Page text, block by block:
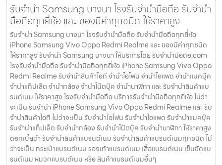
รับจำนำ Samsung บางนา โรงรับจำนำมือถือ รับจำนำ
มือถือทุกยี่ห้อ และ ของมีค่าทุกชนิด ให้ราคาสูง
รับจำนำ Samsung บางนา โรงรับจำนำมือถือ รับจำนำมือถือทุกยี่ห้อ
iPhone Samsung Vivo Oppo Redmi Realme และ ของมีค่าทุกชนิด
ให้ราคาสูง รับจำนำ Samsung บางนา ให้บริการโดย รับจํานํามือถือ.com
โรงรับจำนำมือถือ รับจำนำมือถือทุกยี่ห้อ iPhone Samsung Vivo Oppo
Redmi Realme รับจำนำสินค้าไอที จำนำไอโฟน จำนำไอแพด จำนำแมคบุ๊ค
จำนำแท็ปเล็ต จำนำกล้อง จำนำโน๊ตบุ๊ค จำนำนาฬิกา และ รับจำนำสินค้าแบ
รนด์เนม ให้ราคาสูง โรงรับจำนำมือถือ บริการรับจำนำมือถือทุกยี่ห้อ ไม่ว่า
จะเป็น รับจำนำ iPhone Samsung Vivo Oppo Redmi Realme และ รับ
จำนำสินค้าไอที ไม่ว่าจะเป็น รับจำนำไอโฟน รับจำนำไอแพด รับจำนำแมคบุ๊ค
รับจำนำแท็ปเล็ต รับจำนำกล้อง รับจำนำโน๊ตบุ๊ค รับจำนำนาฬิกา ให้ราคาสูง
ดอกเบี้ยต่ำ รับจำนำสินค้าแบรนด์เนม รับจำนำสินค้าแบรนด์เนมทุกชนิด ไม่
ว่าจะเป็น กระเป๋าแบรนด์เนม รองเท้าแบรนด์เนม เสื้อแบรนด์เนม เข็มขัดแบ
รนด์เนม หมวกแบรนด์เนม หรือ สินค้าแบรนด์เนมอื่นๆ